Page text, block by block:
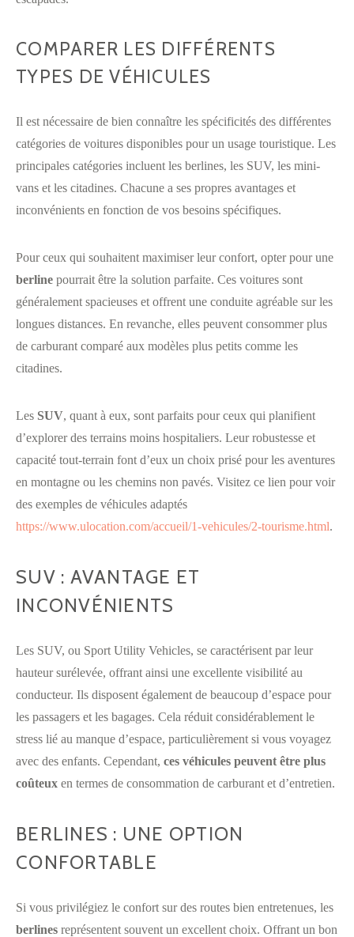
COMPARER LES DIFFÉRENTS
TYPES DE VÉHICULES
Il est nécessaire de bien connaître les spécificités des différentes
catégories de voitures disponibles pour un usage touristique. Les
principales catégories incluent les berlines, les SUV, les mini-
vans et les citadines. Chacune a ses propres avantages et
inconvénients en fonction de vos besoins spécifiques.
Pour ceux qui souhaitent maximiser leur confort, opter pour une
berline pourrait être la solution parfaite. Ces voitures sont
généralement spacieuses et offrent une conduite agréable sur les
longues distances. En revanche, elles peuvent consommer plus
de carburant comparé aux modèles plus petits comme les
citadines.
Les SUV, quant à eux, sont parfaits pour ceux qui planifient
d’explorer des terrains moins hospitaliers. Leur robustesse et
capacité tout-terrain font d’eux un choix prisé pour les aventures
en montagne ou les chemins non pavés. Visitez ce lien pour voir
des exemples de véhicules adaptés
https://www.ulocation.com/accueil/1-vehicules/2-tourisme.html.
SUV : AVANTAGE ET
INCONVÉNIENTS
Les SUV, ou Sport Utility Vehicles, se caractérisent par leur
hauteur surélevée, offrant ainsi une excellente visibilité au
conducteur. Ils disposent également de beaucoup d’espace pour
les passagers et les bagages. Cela réduit considérablement le
stress lié au manque d’espace, particulièrement si vous voyagez
avec des enfants. Cependant, ces véhicules peuvent être plus
coûteux en termes de consommation de carburant et d’entretien.
BERLINES : UNE OPTION
CONFORTABLE
Si vous privilégiez le confort sur des routes bien entretenues, les
berlines représentent souvent un excellent choix. Offrant un bon